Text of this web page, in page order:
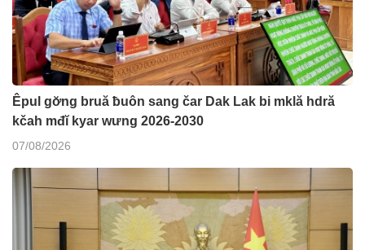
Êpul gơ̆ng bruă ƀuôn sang čar Dak Lak bi mklă hdră
kčah mđĭ kyar wưng 2026-2030
07/08/2026